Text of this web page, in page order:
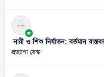
১১
ট্রাম্পের ৪০ কোটি ডলারের বলরুম
০৮ আগস্ট
১২
নারী ও শিশু নির্যাতন: বর্তমান
প্রত্যাশা ডেস্ক